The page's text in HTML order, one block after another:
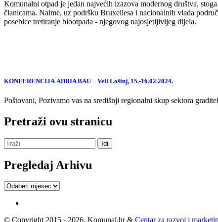
Komunalni otpad je jedan najvećih izazova modernog društva,
članicama. Naime, uz podršku Bruxellesa i nacionalnih vlada
posebice tretiranje biootpada - njegovog najosjetljivijeg dijela.
KONFERENCIJA ADRIA BAU – Veli Lošinj, 15.-16.02.2024.
Poštovani, Pozivamo vas na središnji regionalni skup sektora
Pretraži ovu stranicu
Pregledaj Arhivu
Pregledaj
© Copyright 2015 - 2026, Komunal.hr & Centar za razvoj i